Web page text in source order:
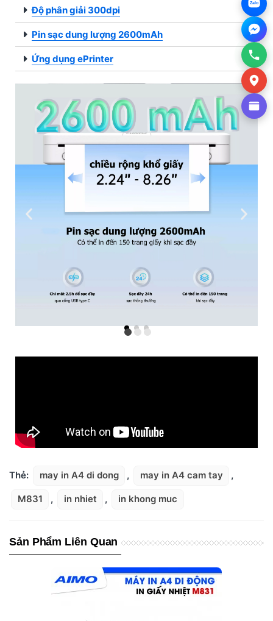
Độ phân giải 300dpi
Pin sạc dung lượng 2600mAh
Ứng dụng ePrinter
Thẻ: may in A4 di dong , may in A4 cam tay ,
M831 , in nhiet , in khong muc
Sản Phẩm Liên Quan
Zalo